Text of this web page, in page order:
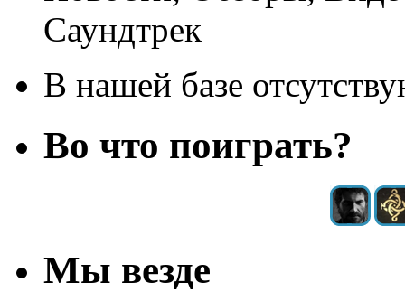
Саундтрек
В нашей базе
Во что поиграть?
Мы везде